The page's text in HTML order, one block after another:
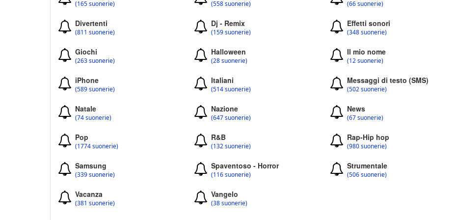
(165 suonerie) (558 suonerie) (66 suonerie)
Divertenti
(811 suonerie)
Dj - Remix
(159 suonerie)
Effetti sonori
(348 suonerie)
Giochi
(263 suonerie)
Halloween
(28 suonerie)
Il mio nome
(12 suonerie)
iPhone
(589 suonerie)
Italiani
(514 suonerie)
Messaggi di testo (SMS)
(502 suonerie)
Natale
(74 suonerie)
Nazione
(647 suonerie)
News
(67 suonerie)
Pop
(1774 suonerie)
R&B
(132 suonerie)
Rap-Hip hop
(980 suonerie)
Samsung
(339 suonerie)
Spaventoso - Horror
(116 suonerie)
Strumentale
(506 suonerie)
Vacanza
(381 suonerie)
Vangelo
(38 suonerie)